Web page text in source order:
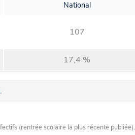
National
107
17,4 %
.
(rentrée scolaire la plus récente publiée).